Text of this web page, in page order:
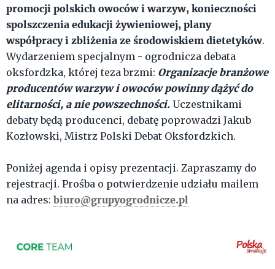
promocji polskich owoców i warzyw, konieczności
spolszczenia edukacji żywieniowej, plany
współpracy i zbliżenia ze środowiskiem dietetyków.
Wydarzeniem specjalnym - ogrodnicza debata
oksfordzka, której teza brzmi: Organizacje branżowe
producentów warzyw i owoców powinny dążyć do
elitarności, a nie powszechności. Uczestnikami
debaty będą producenci, debatę poprowadzi Jakub
Kozłowski, Mistrz Polski Debat Oksfordzkich.
Poniżej agenda i opisy prezentacji. Zapraszamy do
rejestracji. Prośba o potwierdzenie udziału mailem
na adres: biuro@grupyogrodnicze.pl